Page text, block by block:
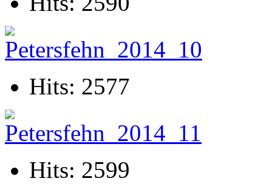
Hits: 2577
Hits: 2599